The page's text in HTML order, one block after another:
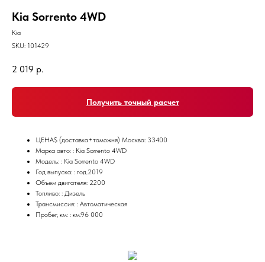
Kia Sorrento 4WD
Kia
SKU: 101429
2 019 р.
Получить точный расчет
ЦЕНА$ (доставка+таможня) Москва: 33400
Марка авто: : Kia Sorrento 4WD
Модель: : Kia Sorrento 4WD
Год выпуска: : год.2019
Объем двигателя: 2200
Топливо: : Дизель
Трансмиссия: : Автоматическая
Пробег, км: : км.96 000